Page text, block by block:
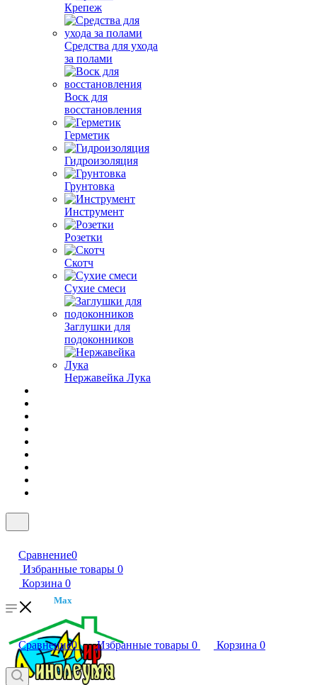
Крепеж
Средства для ухода
за полами
Воск для
восстановления
Герметик
Гидроизоляция
Грунтовка
Инструмент
Розетки
Скотч
Сухие смеси
Заглушки для
подоконников
Нержавейка Лука
Сравнение0
Избранные товары 0
Корзина 0
Max
Сравнение0 Избранные товары 0 Корзина 0